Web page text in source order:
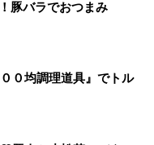
豚バラでおつまみ
０均調理道具』でトル